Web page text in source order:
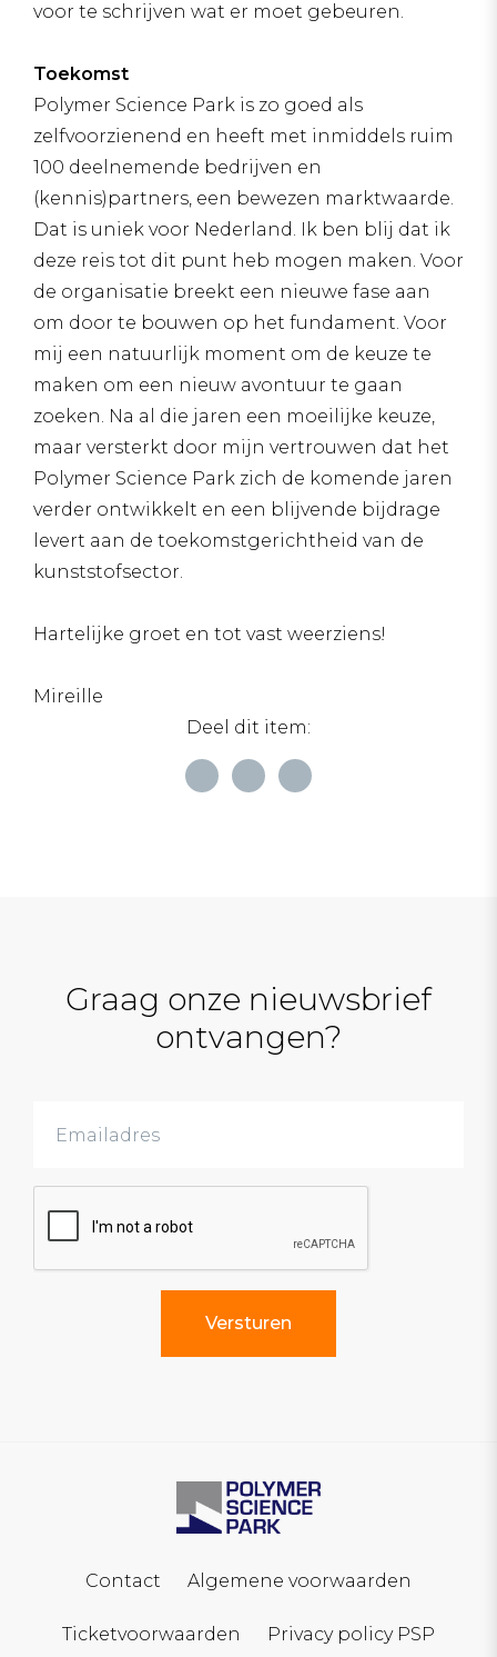
voor te schrijven wat er moet gebeuren.
Toekomst
Polymer Science Park is zo goed als
zelfvoorzienend en heeft met inmiddels ruim
100 deelnemende bedrijven en
(kennis)partners, een bewezen marktwaarde.
Dat is uniek voor Nederland. Ik ben blij dat ik
deze reis tot dit punt heb mogen maken. Voor
de organisatie breekt een nieuwe fase aan
om door te bouwen op het fundament. Voor
mij een natuurlijk moment om de keuze te
maken om een nieuw avontuur te gaan
zoeken. Na al die jaren een moeilijke keuze,
maar versterkt door mijn vertrouwen dat het
Polymer Science Park zich de komende jaren
verder ontwikkelt en een blijvende bijdrage
levert aan de toekomstgerichtheid van de
kunststofsector.
Hartelijke groet en tot vast weerziens!
Mireille
Deel dit item:
Graag onze nieuwsbrief
ontvangen?
Contact Algemene voorwaarden
Ticketvoorwaarden Privacy policy PSP